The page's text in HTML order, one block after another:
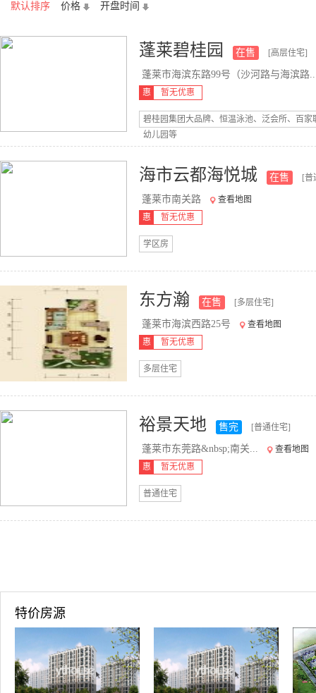
默认排序 价格 开盘时间
蓬莱碧桂园 在售 [高层住宅]
蓬莱市海滨东路99号（沙河路与海滨路
惠 暂无优惠
碧桂园集团大品牌、恒温泳池、泛会所、百
幼儿园等
海市云都海悦城 在售 [普
蓬莱市南关路
查看地图
惠
暂无优惠
学区房
东方瀚 在售 [多层住宅]
蓬莱市海滨西路25号
查看地图
惠
暂无优惠
多层住宅
裕景天地 售完 [普通住宅]
蓬莱市东莞路&nbsp;南关...
查看地图
惠
暂无优惠
普通住宅
特价房源